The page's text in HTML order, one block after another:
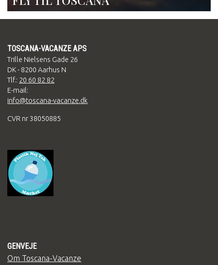
TOSCANA-VACANZE APS
Trille Nielsens Gade 26
DK - 8200 Aarhus N
Tlf.: 20 60 82 82
E-mail:
info@toscana-vacanze.dk
CVR nr 38050885
GENVEJE
Om Toscana-Vacanze